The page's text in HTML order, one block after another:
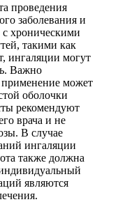
проведения
заболевания и
хроническими
такими как
ингаляции могут
Важно
применение может
оболочки
рекомендуют
врача и не
В случае
ингаляции
также должна
являются